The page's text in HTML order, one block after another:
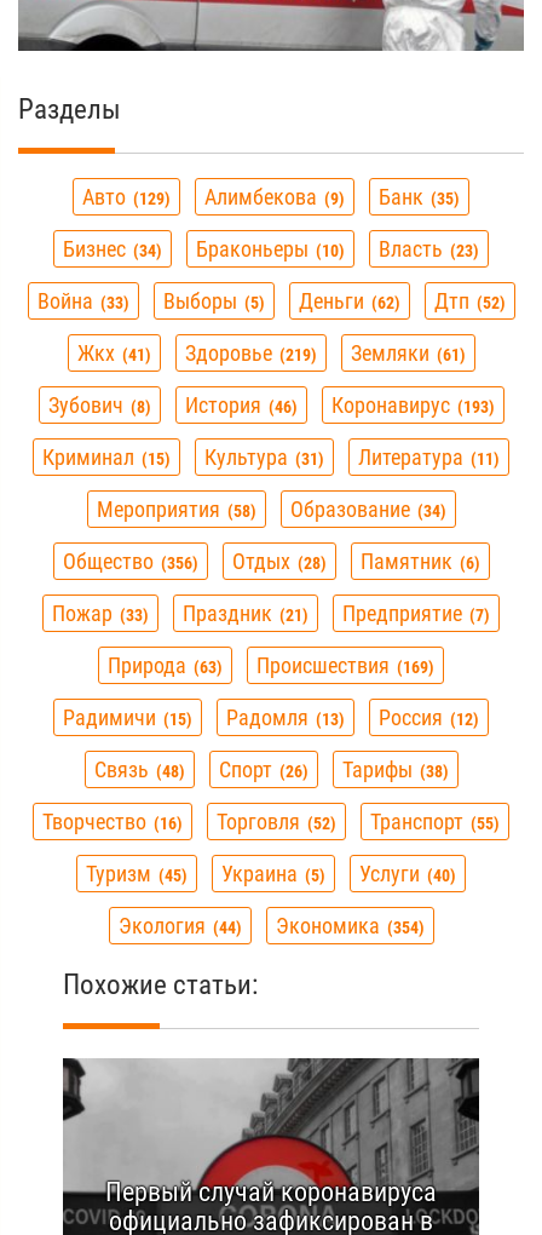
Разделы
Авто 129 Алимбекова 9 Банк 35
Бизнес 34 Браконьеры 10 Власть 23
Война 33 Выборы 5 Деньги 62 Дтп 52
Жкх 41 Здоровье 219 Земляки 61
Зубович 8 История 46 Коронавирус 193
Криминал 15 Культура 31 Литература 11
Мероприятия 58 Образование 34
Общество 356 Отдых 28 Памятник 6
Пожар 33 Праздник 21 Предприятие 7
Природа 63 Происшествия 169
Радимичи 15 Радомля 13 Россия 12
Связь 48 Спорт 26 Тарифы 38
Творчество 16 Торговля 52 Транспорт 55
Туризм 45 Украина 5 Услуги 40
Экология 44 Экономика 354
Похожие статьи:
Первый случай коронавируса
официально зафиксирован в